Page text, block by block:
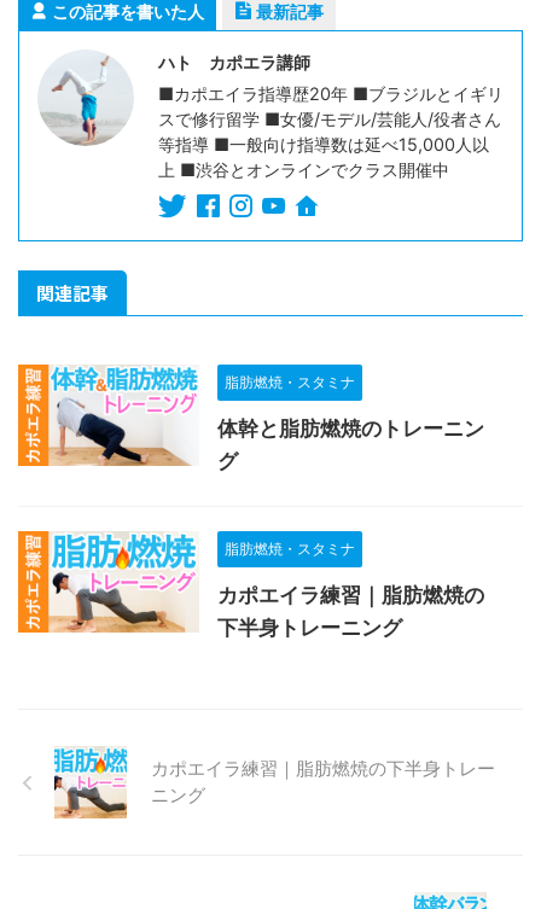
この記事を書いた人 最新記事
ハト カポエラ講師
■カポエイラ指導歴20年 ■ブラジルとイギリ
スで修行留学 ■女優/モデル/芸能人/役者さん
等指導 ■一般向け指導数は延べ15,000人以
上 ■渋谷とオンラインでクラス開催中
関連記事
脂肪燃焼・スタミナ
体幹と脂肪燃焼のトレーニン
グ
脂肪燃焼・スタミナ
カポエイラ練習｜脂肪燃焼の
下半身トレーニング
カポエイラ練習｜脂肪燃焼の下半身トレー
ニング